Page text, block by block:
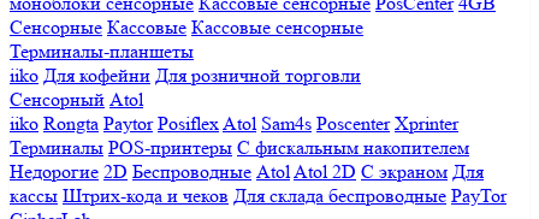
Сенсорные Кассовые Кассовые сенсорные
Терминалы-планшеты
iiko Для кофейни Для розничной торговли
Сенсорный Atol
iiko Rongta Paytor PosiflexAtol Sam4s Poscenter Xprinter
Терминалы POS-принтеры С фискальным накопителем
Недорогие 2D Беспроводные AtolAtol 2D С экраном Для
кассы Штрих-кода и чеков Для склада беспроводные PayTor